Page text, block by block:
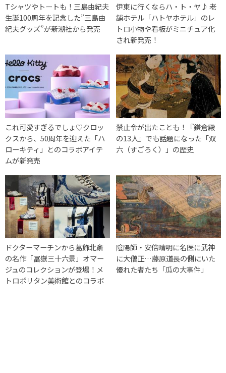
Tシャツやトートも！三島由紀夫
生誕100周年を記念した”三島由
紀夫グッズ”が新潮社から発売
伊東に行くならハ・ト・ヤ♪ 老
舗ホテル「ハトヤホテル」のレ
トロ小物や看板がミニチュア化
され新発売！
これ可愛すぎるでしょ♡クロッ
クスから、50周年を迎えた「ハ
ローキティ」とのコラボアイテ
ムが新発売
禁止令が出たことも！『鎌倉殿
の13人』でも話題になった「双
六（すごろく）」の歴史
ドクターマーチンから葛飾北斎
の名作「冨嶽三十六景」オマー
ジュのコレクションが登場！メ
トロポリタン美術館とのコラボ
陰陽師・安倍晴明に名医に武神
に大僧正…藤原道長の側にいた
優れた者たち「瓜の大事件」